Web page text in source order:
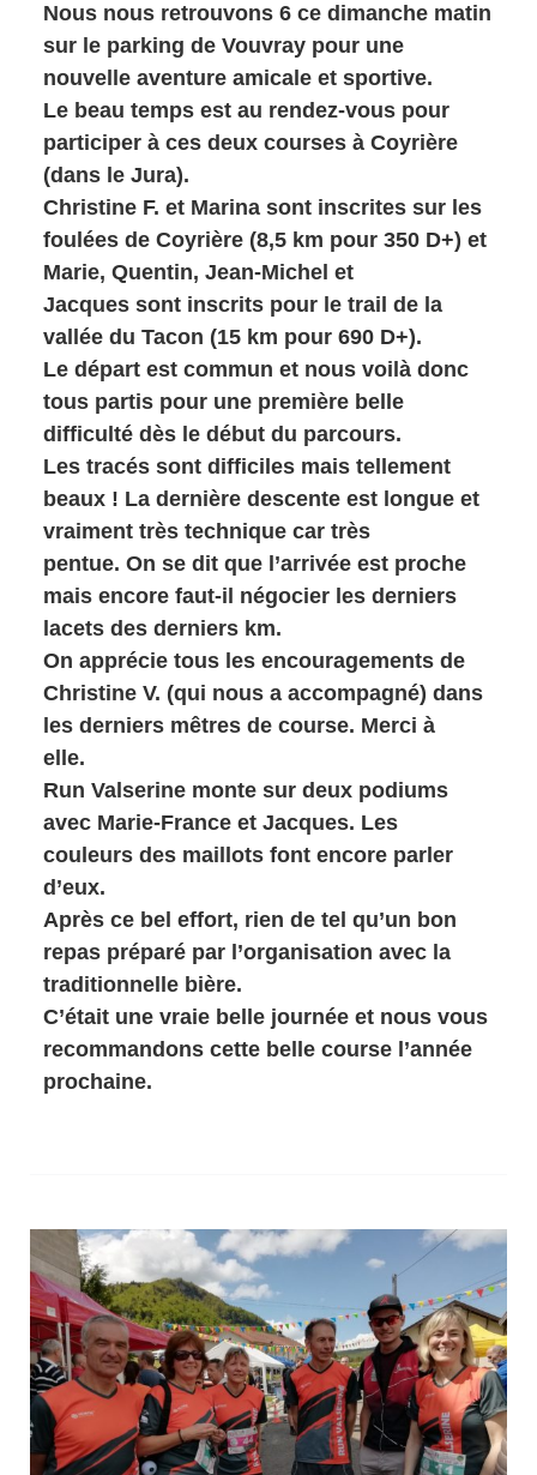
Nous nous retrouvons 6 ce dimanche matin
sur le parking de Vouvray pour une
nouvelle aventure amicale et sportive.
Le beau temps est au rendez-vous pour
participer à ces deux courses à Coyrière
(dans le Jura).
Christine F. et Marina sont inscrites sur les
foulées de Coyrière (8,5 km pour 350 D+) et
Marie, Quentin, Jean-Michel et
Jacques sont inscrits pour le trail de la
vallée du Tacon (15 km pour 690 D+).
Le départ est commun et nous voilà donc
tous partis pour une première belle
difficulté dès le début du parcours.
Les tracés sont difficiles mais tellement
beaux ! La dernière descente est longue et
vraiment très technique car très
pentue. On se dit que l’arrivée est proche
mais encore faut-il négocier les derniers
lacets des derniers km.
On apprécie tous les encouragements de
Christine V. (qui nous a accompagné) dans
les derniers mêtres de course. Merci à
elle.
Run Valserine monte sur deux podiums
avec Marie-France et Jacques. Les
couleurs des maillots font encore parler
d’eux.
Après ce bel effort, rien de tel qu’un bon
repas préparé par l’organisation avec la
traditionnelle bière.
C’était une vraie belle journée et nous vous
recommandons cette belle course l’année
prochaine.